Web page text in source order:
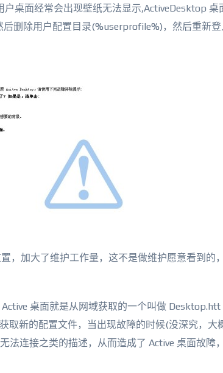
桌面经常会出现壁纸无法显示,ActiveDesktop 桌
删除用户配置目录(%userprofile%)，然后重新登
，加大了维护工作量，这不是做维护愿意看到的
桌面就是从网域获取的一个叫做 Desktop.htt
取新的配置文件，当出现故障的时候(没深究，大
法连接之类的描述，从而造成了 Active 桌面故障